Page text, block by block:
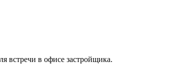
встречи в офисе застройщика.